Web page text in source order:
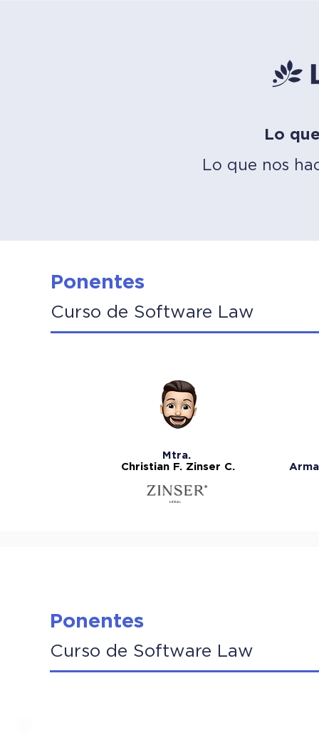
Lo
Lo que nos
Ponentes
Curso de Software Law
Mtra.
Christian F. Zinser C.
Ponentes
Curso de Software Law